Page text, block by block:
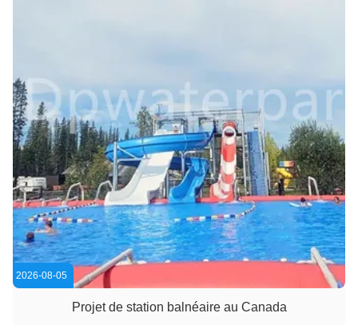
2026-08-05
Projet de station balnéaire au Canada